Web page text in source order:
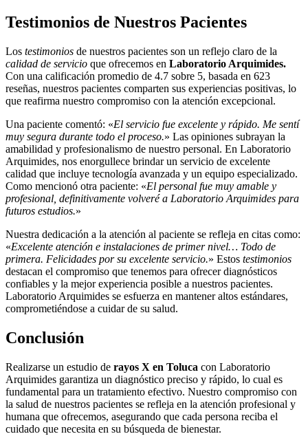
Testimonios de Nuestros Pacientes
Los testimonios de nuestros pacientes son un reflejo claro de la
calidad de servicio que ofrecemos en Laboratorio Arquimides.
Con una calificación promedio de 4.7 sobre 5, basada en 623
reseñas, nuestros pacientes comparten sus experiencias positivas, lo
que reafirma nuestro compromiso con la atención excepcional.
Una paciente comentó: «El servicio fue excelente y rápido. Me sentí
muy segura durante todo el proceso.» Las opiniones subrayan la
amabilidad y profesionalismo de nuestro personal. En Laboratorio
Arquimides, nos enorgullece brindar un servicio de excelente
calidad que incluye tecnología avanzada y un equipo especializado.
Como mencionó otra paciente: «El personal fue muy amable y
profesional, definitivamente volveré a Laboratorio Arquimides para
futuros estudios.»
Nuestra dedicación a la atención al paciente se refleja en citas como:
«Excelente atención e instalaciones de primer nivel… Todo de
primera. Felicidades por su excelente servicio.» Estos testimonios
destacan el compromiso que tenemos para ofrecer diagnósticos
confiables y la mejor experiencia posible a nuestros pacientes.
Laboratorio Arquimides se esfuerza en mantener altos estándares,
comprometiéndose a cuidar de su salud.
Conclusión
Realizarse un estudio de rayos X en Toluca con Laboratorio
Arquimides garantiza un diagnóstico preciso y rápido, lo cual es
fundamental para un tratamiento efectivo. Nuestro compromiso con
la salud de nuestros pacientes se refleja en la atención profesional y
humana que ofrecemos, asegurando que cada persona reciba el
cuidado que necesita en su búsqueda de bienestar.